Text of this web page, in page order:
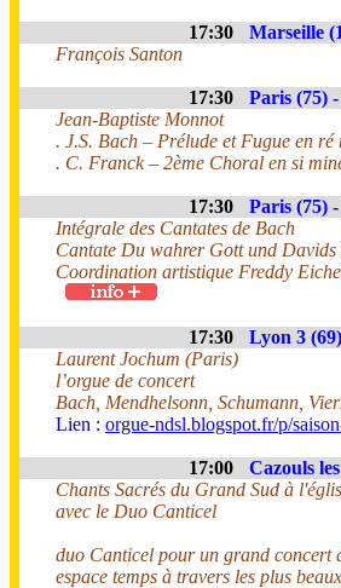
17:30 Marseille
François Santon
17:30 Paris (75) -
Jean-Baptiste Monnot
. J.S. Bach – Prélude et Fugue en ré
. C. Franck – 2ème Choral en si
17:30 Paris (75) -
Intégrale des Cantates de Bach
Cantate Du wahrer Gott und Davids
Coordination artistique Freddy
17:30 Lyon 3
Laurent Jochum (Paris)
l’orgue de concert
Bach, Mendhelsonn, Schumann,
Lien : orgue-ndsl.blogspot.fr/p/
17:00 Cazouls
Chants Sacrés du Grand Sud à
avec le Duo Canticel
duo Canticel pour un grand concert
espace temps à travers les plus